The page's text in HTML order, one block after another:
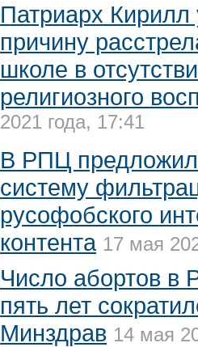
Патриарх Кирилл
причину
школе в
религиозного
2021 года, 17:41
В РПЦ
систему
русофобского
контента 17 мая
Число абортов в
пять лет
Минздрав 14 мая